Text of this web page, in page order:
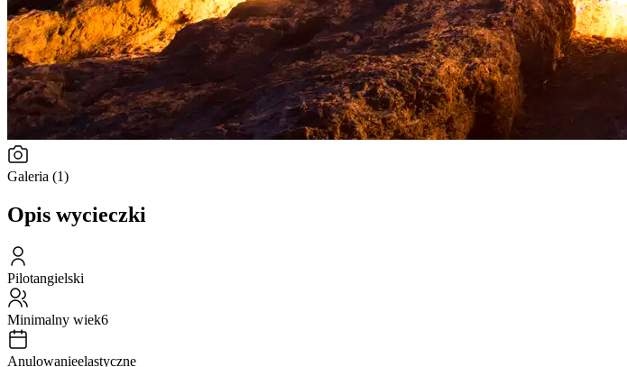
Galeria (1)
Opis wycieczki
Pilotangielski
Minimalny wiek6
Anulowanieelastyczne